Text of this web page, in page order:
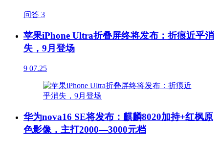
问答 3
苹果iPhone Ultra折叠屏终将发布：折痕近乎消
失，9月登场
9 07.25
华为nova16 SE将发布：麒麟8020加持+红枫原
色影像，主打2000—3000元档